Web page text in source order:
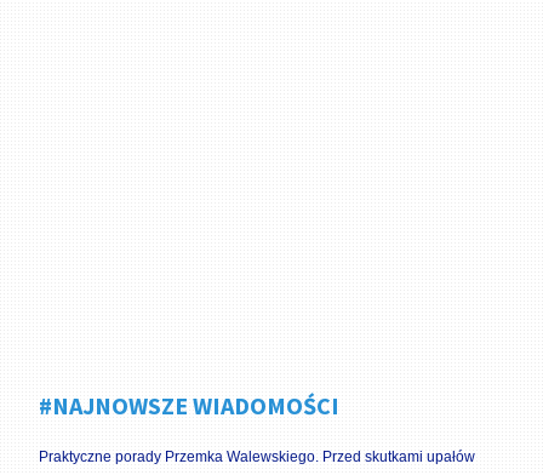
#NAJNOWSZE WIADOMOŚCI
Praktyczne porady Przemka Walewskiego. Przed skutkami upałów